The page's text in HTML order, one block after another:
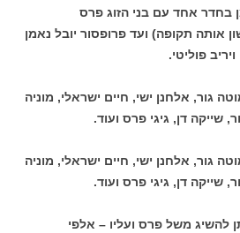
בחדר אחד עם בני הזוג פרס
אותה תקופה) ועד פרופסור יובל נאמן
פוליטי.
גור, אלחנן ישי, חיים ישראלי, מוניה
שייקה דן, גיגי פרס ועוד.
גור, אלחנן ישי, חיים ישראלי, מוניה
שייקה דן, גיגי פרס ועוד.
להשיג משל פרס ועליו – אלפי